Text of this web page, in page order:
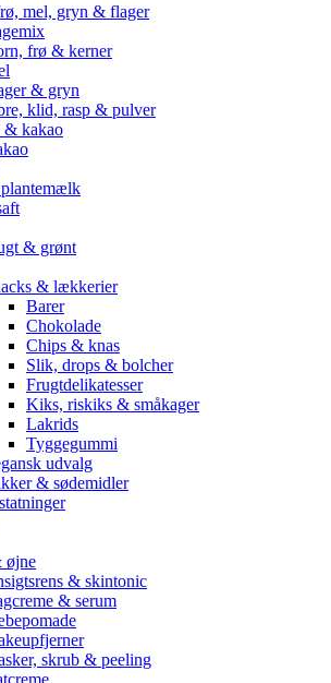
mel, gryn & flager
frø & kerner
& gryn
klid, rasp & pulver
& kakao
& grønt
& lækkerier
Barer
Chokolade
Chips & knas
Slik, drops & bolcher
Frugtdelikatesser
Kiks, riskiks & småkager
Lakrids
Tyggegummi
udvalg
& sødemidler
øjne
& skintonic
& serum
skrub & peeling